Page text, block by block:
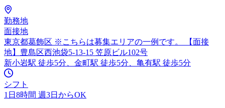
勤務地
面接地
東京都葛飾区 ※こちらは募集エリアの一例です。 【面接
地】豊島区西池袋5-13-15 笠原ビル102号
新小岩駅 徒歩5分、金町駅 徒歩5分、亀有駅 徒歩5分
シフト
1日8時間 週3日からOK